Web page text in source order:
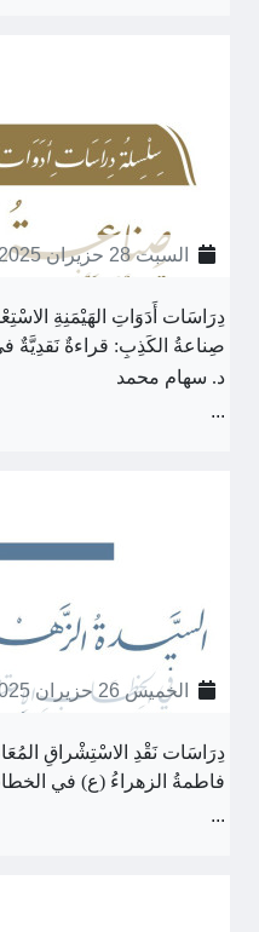
السبت 28 حزيران 2025
دِرَاسَات أَدَوَاتِ الهَيْمَنِةِ
صِناعةُ الكَذِبِ: قراءةٌ نَقدِيَّةٌ
د. سهام محمد
...
الخميس 26 حزيران 2025
دِرَاسَات نَقْدِ الاسْتِشْراقِ
فاطمةُ الزهراءُ (ع) في
...